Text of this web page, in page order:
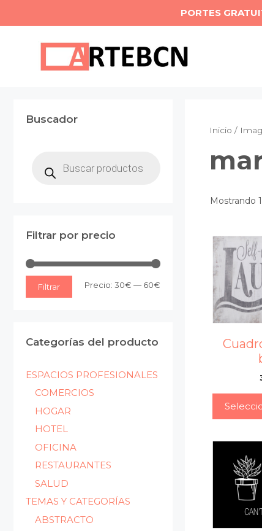
PORTES
Inicio /
Mostrando
Buscador
productos
Filtrar por precio
Filtrar Precio: 30€ — 60€
Categorías del producto
ESPACIOS PROFESIONALES
COMERCIOS
HOGAR
HOTEL
OFICINA
RESTAURANTES
SALUD
TEMAS Y CATEGORÍAS
ABSTRACTO